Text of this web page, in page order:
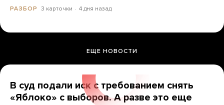
РАЗБОР 3 карточки 4 дня назад
ЕЩЕ НОВОСТИ
В суд подали иск с требованием снять
«Яблоко» с выборов. А разве это еще